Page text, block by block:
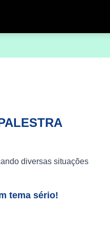
diversas situações
tema sério!